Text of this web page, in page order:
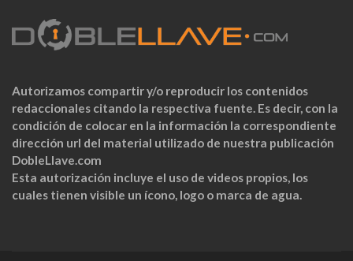
Autorizamos compartir y/o reproducir los contenidos
redaccionales citando la respectiva fuente. Es decir, con la
condición de colocar en la información la correspondiente
dirección url del material utilizado de nuestra publicación
DobleLlave.com
Esta autorización incluye el uso de videos propios, los
cuales tienen visible un ícono, logo o marca de agua.